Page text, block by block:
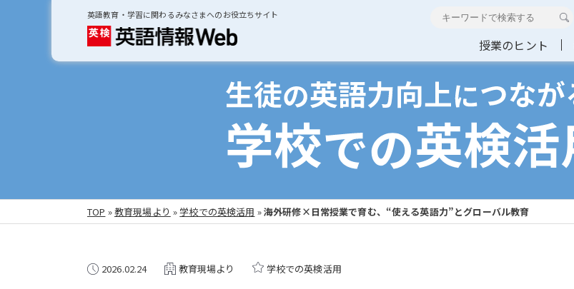
英語教育・学習に関わるみなさまへのお役立ちサイト
授業のヒント
TOP »教育現場より »学校での英検活用 »海外研修×日常授業で育む、“使える英語力”とグローバル教育
2026.02.24 教育現場より 学校での英検活用